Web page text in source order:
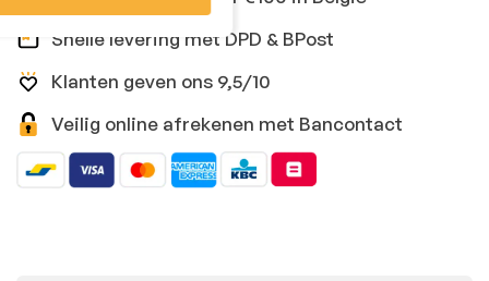
Snelle levering met DPD & BPost
Klanten geven ons 9,5/10
Veilig online afrekenen met Bancontact